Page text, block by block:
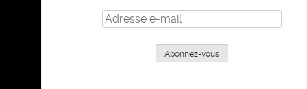
Adresse
e-
Abonnez-vous